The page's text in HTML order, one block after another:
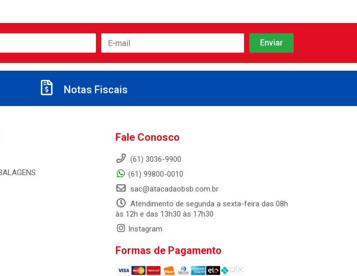
Notas Fiscais
Fale Conosco
(61) 3036-9900
(61) 99800-0010
sac@atacadaobsb.com.br
Atendimento de segunda a sexta-feira das 08h
às 12h e das 13h30 às 17h30
Instagram
Formas de Pagamento